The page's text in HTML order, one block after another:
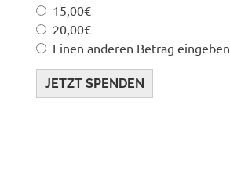
15,00€
20,00€
Einen anderen Betrag eingeben
JETZT SPENDEN